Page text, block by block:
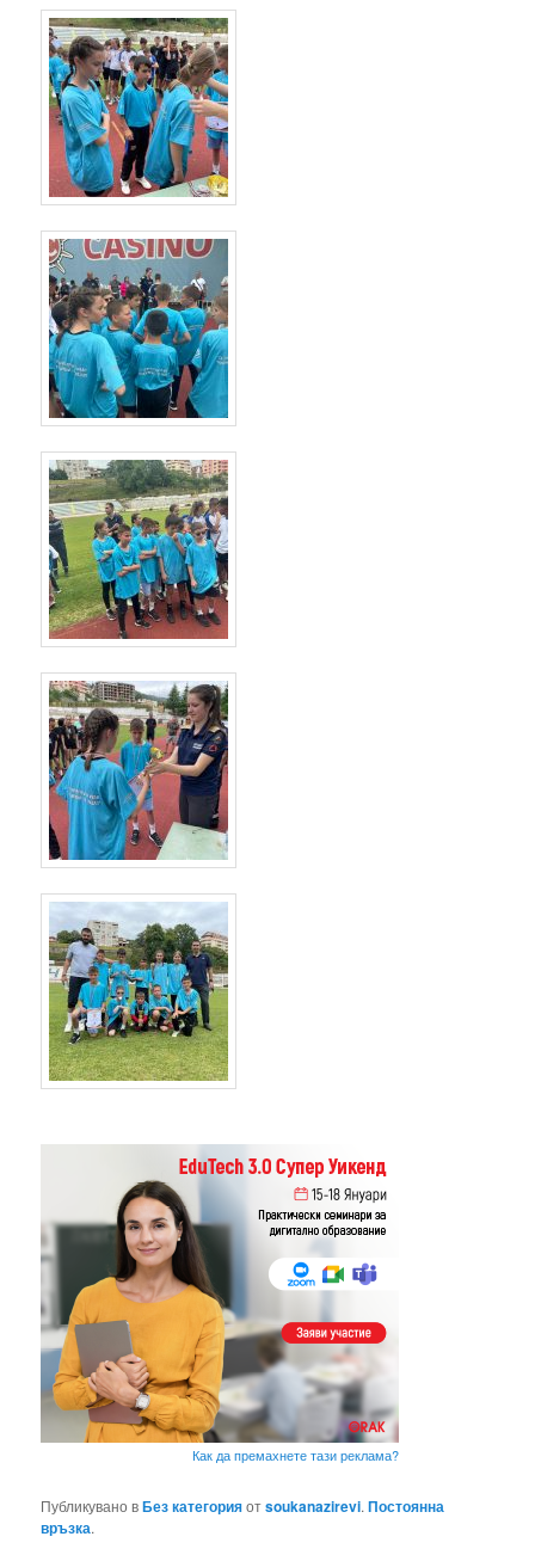
Как да премахнете тази реклама?
Публикувано вБез категорияотsoukanazirevi.Постоянна
връзка.